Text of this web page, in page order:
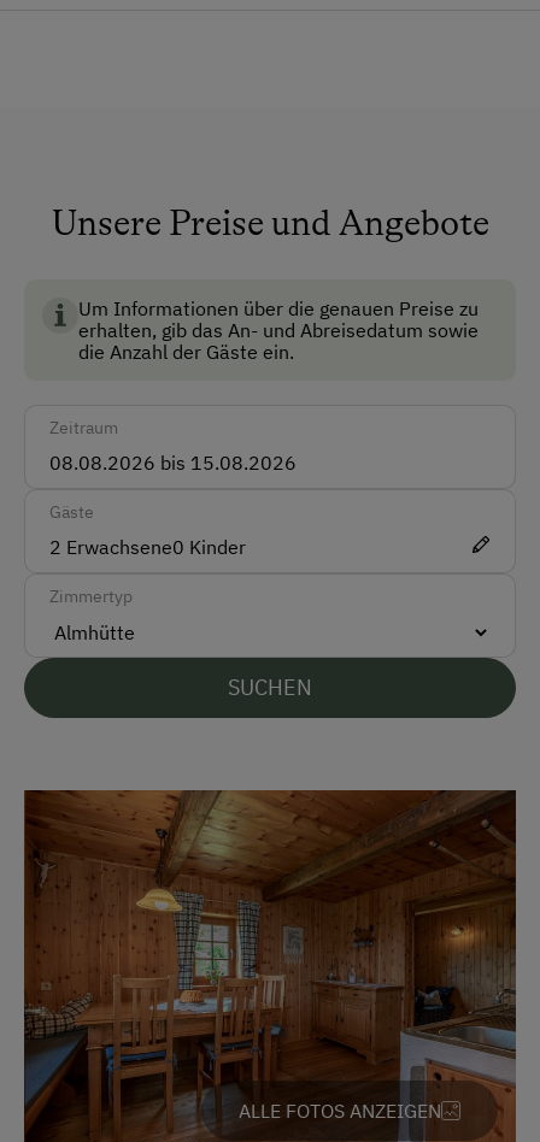
Anfahrtsmöglichkeiten
Akzeptierte Zahlungsmittel
Vor Ort gesprochene Sprachen
Deutsch
Kostenlose Parkplätze
Klassische Almhütte
Kinder-Ausstattung
Kinder sind willkommen
Ausstattung der Wohneinheit
Holzofen
Kachelofen
BIO AUSTRIA steht für kontrolliert biologische
Standards für Umwelt, Tierwohl und
Lebensmittelqualität.
Unsere Preise und Angebote
Um Informationen über die genauen Preise zu
erhalten, gib das An- und Abreisedatum sowie
die Anzahl der Gäste ein.
Zeitraum
Gäste
2 Erwachsene0 Kinder
Zimmertyp
SUCHEN
ALLE FOTOS ANZEIGEN